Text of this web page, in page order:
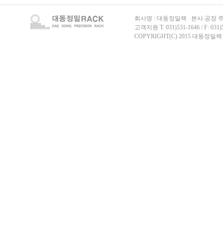
회사명 : 대동정밀랙 본사.공장
고객지원 T: 031)531-1646 / F:
COPYRIGHT(C) 2015 대동정밀